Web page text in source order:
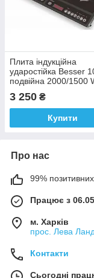
Плита індукційна
ударостійка Besser
подвійна 2000/1500
3 250 ₴
Купити
Про нас
99% позитивних
Працює з
м. Харків
прос. Лева
Контакти
Сьогодні